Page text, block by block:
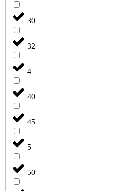
30
32
4
40
45
5
50